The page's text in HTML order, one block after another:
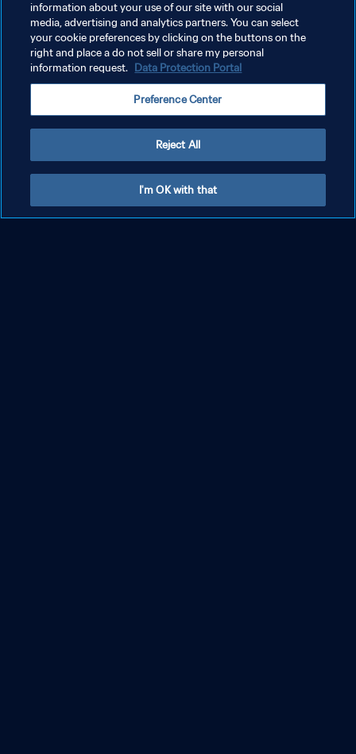
잉글랜드 - 콜롬비아 | 8강 | 2023 FIFA 호주/뉴
질랜드 여자 월드컵 | 하이라이트 (수화)
information about your use of our site with our social
media, advertising and analytics partners. You can select
your cookie preferences by clicking on the buttons on the
right and place a do not sell or share my personal
information request. Data Protection Portal
Preference Center
Reject All
I'm OK with that